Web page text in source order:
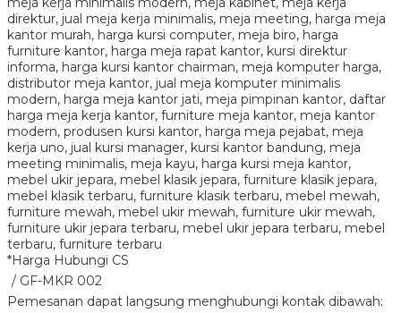
*Harga Hubungi CS
/ GF-MKR 002
Pemesanan dapat langsung menghubungi kontak dibawah: